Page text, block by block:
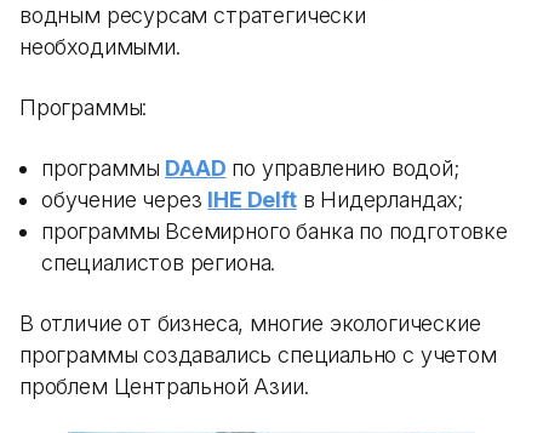
водным ресурсам стратегически
необходимыми.
Программы:
программы DAAD по управлению водой;
обучение через IHE Delftв Нидерландах;
программы Всемирного банка по подготовке
специалистов региона.
В отличие от бизнеса, многие экологические
программы создавались специально с учетом
проблем Центральной Азии.